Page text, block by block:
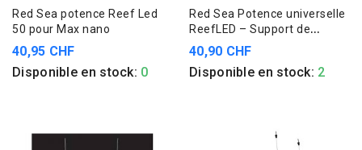
Red Sea potence Reef Led
50 pour Max nano
40,95 CHF
Disponible en stock: 0
Red Sea Potence universelle
ReefLED – Support de
fixation pour rampes
ReefLED
40,90 CHF
Disponible en stock: 2